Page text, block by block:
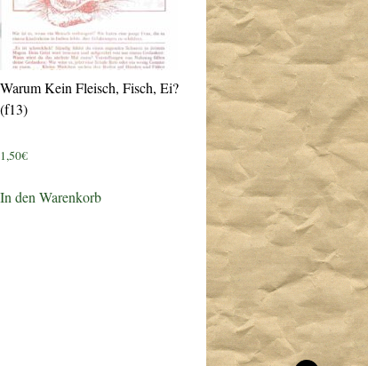
Warum Kein Fleisch, Fisch, Ei?
(f13)
1,50€
In den Warenkorb